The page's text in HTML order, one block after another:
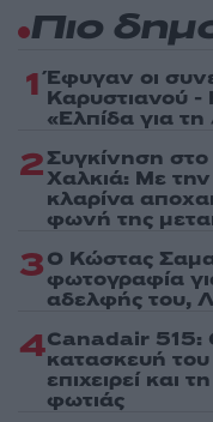
Πιο
1 Έφυγαν οι
Καρυστιανού -
«Ελπίδα για
2Συγκίνηση
Χαλκιά: Με
κλαρίνα
φωνή της
3Ο Κώστας
φωτογραφία
αδελφής του,
4Canadair 515:
κατασκευή
επιχειρεί και
φωτιάς